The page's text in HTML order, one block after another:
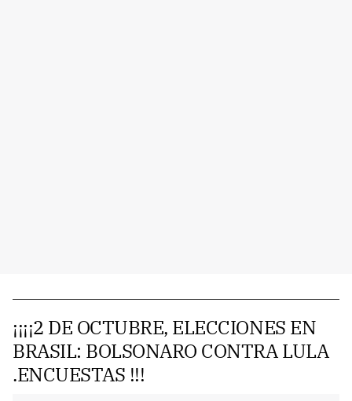
¡¡¡¡2 DE OCTUBRE, ELECCIONES EN
BRASIL: BOLSONARO CONTRA LULA
.ENCUESTAS !!!